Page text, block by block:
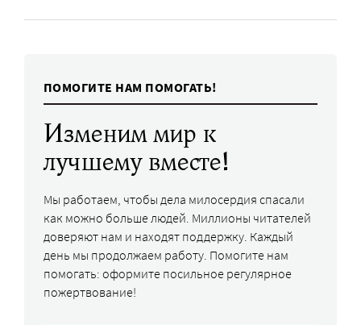
ПОМОГИТЕ НАМ ПОМОГАТЬ!
Изменим мир к
лучшему вместе!
Мы работаем, чтобы дела милосердия спасали
как можно больше людей. Миллионы читателей
доверяют нам и находят поддержку. Каждый
день мы продолжаем работу. Помогите нам
помогать: оформите посильное регулярное
пожертвование!